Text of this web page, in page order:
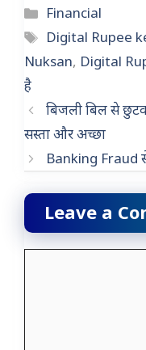
Categories
Financial
Tags
Digital Rupee
Nuksan, Digital
है
बिजली बिल से
सस्ता और अच्छा
Banking Fraud
Leave a